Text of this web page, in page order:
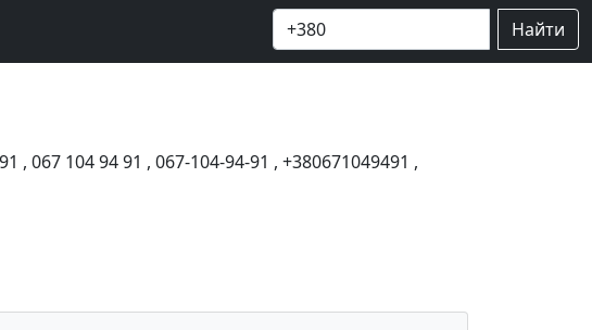
Найти
, 067 104 94 91 , 067-104-94-91 , +380671049491 ,